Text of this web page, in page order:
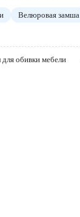
Велюровая замша
обивки мебели